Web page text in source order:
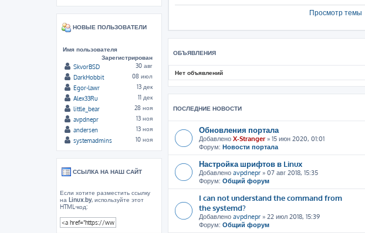
Просмотр темы
ОБЪЯВЛЕНИЯ
Нет объявлений
ПОСЛЕДНИЕ НОВОСТИ
Обновления портала
Добавлено X-Stranger» 15 июн 2020, 01:01
Форум: Новости портала
Настройка шрифтов в Linux
Добавлено avpdnepr » 07 авг 2018, 15:35
Форум: Общий форум
I can not understand the command from
the systemd?
Добавлено avpdnepr » 22 июл 2018, 15:39
Форум: Общий форум
НОВЫЕ ПОЛЬЗОВАТЕЛИ
Имя пользователя
Зарегистрирован
SkvorBSD
30 авг
DarkHobbit
08 июл
Egor-lawr
13 дек
Alex33Ru
11 дек
little_bear
28 ноя
avpdnepr
13 ноя
andersen
13 ноя
systemadmins
10 ноя
ССЫЛКА НА НАШ САЙТ
Если хотите разместить ссылку
на Linux.by, используйте этот
HTML-код: